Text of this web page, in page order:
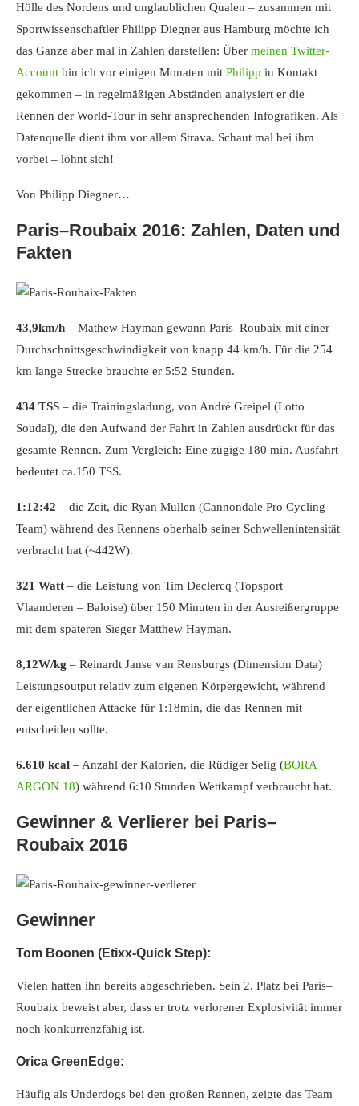
Hölle des Nordens und unglaublichen Qualen – zusammen mit
Sportwissenschaftler Philipp Diegner aus Hamburg möchte ich
das Ganze aber mal in Zahlen darstellen: Über meinen Twitter-
Account bin ich vor einigen Monaten mit Philipp in Kontakt
gekommen – in regelmäßigen Abständen analysiert er die
Rennen der World-Tour in sehr ansprechenden Infografiken. Als
Datenquelle dient ihm vor allem Strava. Schaut mal bei ihm
vorbei – lohnt sich!
Von Philipp Diegner…
Paris–Roubaix 2016: Zahlen, Daten und
Fakten
43,9km/h – Mathew Hayman gewann Paris–Roubaix mit einer
Durchschnittsgeschwindigkeit von knapp 44 km/h. Für die 254
km lange Strecke brauchte er 5:52 Stunden.
434 TSS – die Trainingsladung, von André Greipel (Lotto
Soudal), die den Aufwand der Fahrt in Zahlen ausdrückt für das
gesamte Rennen. Zum Vergleich: Eine zügige 180 min. Ausfahrt
bedeutet ca.150 TSS.
1:12:42 – die Zeit, die Ryan Mullen (Cannondale Pro Cycling
Team) während des Rennens oberhalb seiner Schwellenintensität
verbracht hat (~442W).
321 Watt – die Leistung von Tim Declercq (Topsport
Vlaanderen – Baloise) über 150 Minuten in der Ausreißergruppe
mit dem späteren Sieger Matthew Hayman.
8,12W/kg – Reinardt Janse van Rensburgs (Dimension Data)
Leistungsoutput relativ zum eigenen Körpergewicht, während
der eigentlichen Attacke für 1:18min, die das Rennen mit
entscheiden sollte.
6.610 kcal – Anzahl der Kalorien, die Rüdiger Selig (BORA
ARGON 18) während 6:10 Stunden Wettkampf verbraucht hat.
Gewinner & Verlierer bei Paris–
Roubaix 2016
Gewinner
Tom Boonen (Etixx-Quick Step):
Vielen hatten ihn bereits abgeschrieben. Sein 2. Platz bei Paris–
Roubaix beweist aber, dass er trotz verlorener Explosivität immer
noch konkurrenzfähig ist.
Orica GreenEdge:
Häufig als Underdogs bei den großen Rennen, zeigte das Team